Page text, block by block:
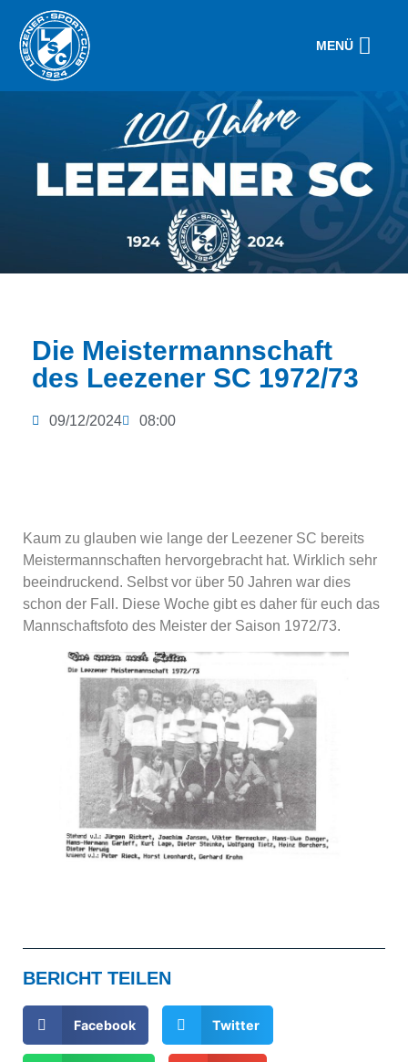
MENÜ
Die Meistermannschaft
des Leezener SC 1972/73
09/12/2024 08:00
Kaum zu glauben wie lange der Leezener SC bereits
Meistermannschaften hervorgebracht hat. Wirklich sehr
beeindruckend. Selbst vor über 50 Jahren war dies
schon der Fall. Diese Woche gibt es daher für euch das
Mannschaftsfoto des Meister der Saison 1972/73.
BERICHT TEILEN
Facebook Twitter